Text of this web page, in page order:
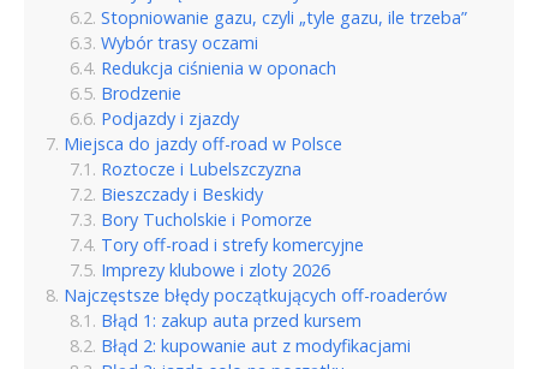
Stopniowanie gazu, czyli „tyle gazu, ile trzeba”
Wybór trasy oczami
Redukcja ciśnienia w oponach
Brodzenie
Podjazdy i zjazdy
Miejsca do jazdy off-road w Polsce
Roztocze i Lubelszczyzna
Bieszczady i Beskidy
Bory Tucholskie i Pomorze
Tory off-road i strefy komercyjne
Imprezy klubowe i zloty 2026
Najczęstsze błędy początkujących off-roaderów
Błąd 1: zakup auta przed kursem
Błąd 2: kupowanie aut z modyfikacjami